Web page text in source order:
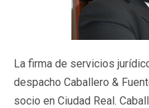
La firma de servicios
despacho Caballero &
socio en Ciudad Real.